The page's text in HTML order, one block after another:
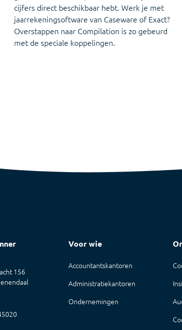
cijfers direct beschikbaar hebt. Werk je met
jaarrekeningsoftware van Caseware of Exact?
Overstappen naar Compilation is zo gebeurd
met de speciale koppelingen.
156
Voor wie
Accountantskantoren
Administratiekantoren
Ondernemingen